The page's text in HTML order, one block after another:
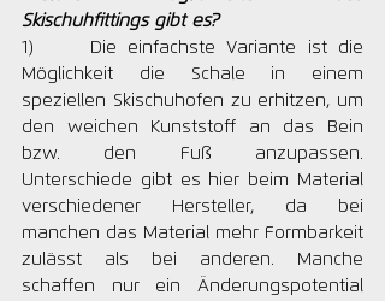
Skischuhfittings gibt es?
1)     Die einfachste Variante ist die
Möglichkeit die Schale in einem
speziellen Skischuhofen zu erhitzen, um
den weichen Kunststoff an das Bein
bzw. den Fuß anzupassen.
Unterschiede gibt es hier beim Material
verschiedener Hersteller, da bei
manchen das Material mehr Formbarkeit
zulässt als bei anderen. Manche
schaffen nur ein Änderungspotential